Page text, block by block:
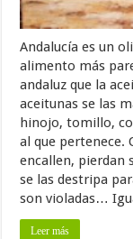
Andalucía es un
alimento más
andaluz que la
aceitunas se las
hinojo, tomillo,
al que pertenece.
encallen, pierdan
se las destripa
son violadas…
Leer más